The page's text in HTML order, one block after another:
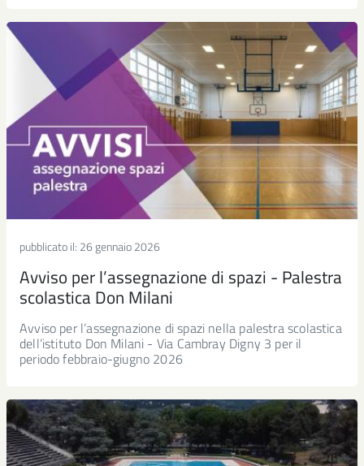
pubblicato il: 26 gennaio 2026
Avviso per l’assegnazione di spazi - Palestra
scolastica Don Milani
Avviso per l’assegnazione di spazi nella palestra scolastica
dell’istituto Don Milani - Via Cambray Digny 3 per il
periodo febbraio-giugno 2026